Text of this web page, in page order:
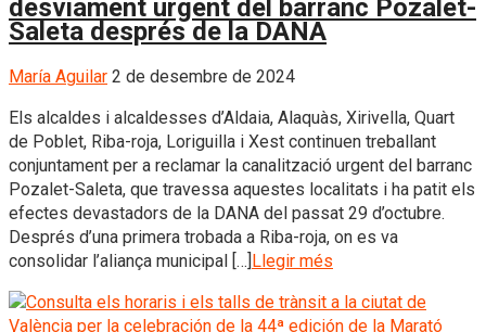
desviament urgent del barranc Pozalet-
Saleta després de la DANA
María Aguilar 2 de desembre de 2024
Els alcaldes i alcaldesses d’Aldaia, Alaquàs, Xirivella, Quart
de Poblet, Riba-roja, Loriguilla i Xest continuen treballant
conjuntament per a reclamar la canalització urgent del barranc
Pozalet-Saleta, que travessa aquestes localitats i ha patit els
efectes devastadors de la DANA del passat 29 d’octubre.
Després d’una primera trobada a Riba-roja, on es va
consolidar l’aliança municipal […] Llegir més